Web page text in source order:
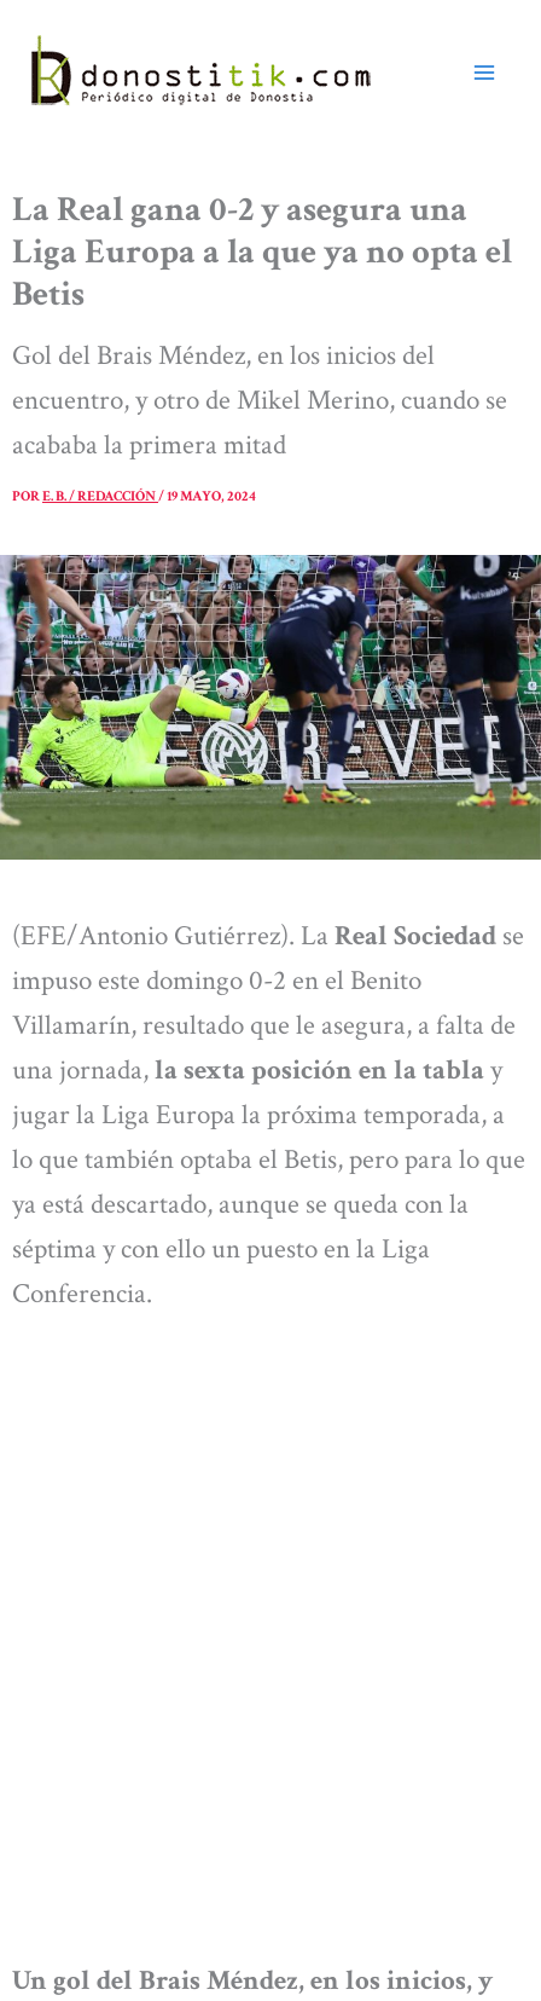
contenido
La Real gana 0-2 y asegura una
Liga Europa a la que ya no opta el
Betis
Gol del Brais Méndez, en los inicios del
encuentro, y otro de Mikel Merino, cuando se
acababa la primera mitad
PORE. B. / REDACCIÓN/19 MAYO, 2024
(EFE/Antonio Gutiérrez). La Real Sociedad se
impuso este domingo 0-2 en el Benito
Villamarín, resultado que le asegura, a falta de
una jornada,la sexta posición en la tablay
jugar la Liga Europa la próxima temporada, a
lo que también optaba el Betis, pero para lo que
ya está descartado, aunque se queda con la
séptima y con ello un puesto en la Liga
Conferencia.
Un gol del Brais Méndez, en los inicios, y